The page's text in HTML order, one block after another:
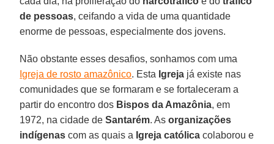
de pessoas, ceifando a vida de uma quantidade
enorme de pessoas, especialmente dos jovens.
Não obstante esses desafios, sonhamos com uma
Igreja de rosto amazônico. Esta Igreja já existe nas
comunidades que se formaram e se fortaleceram a
partir do encontro dos Bispos da Amazônia, em
1972, na cidade deSantarém. Asorganizações
indígenas com as quais a Igreja católica colaborou e